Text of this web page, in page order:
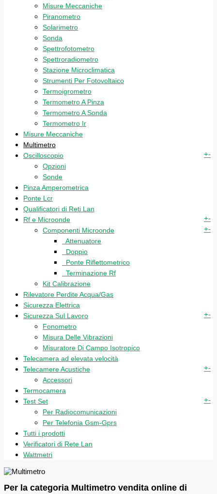
Misure Meccaniche
Piranometro
Solarimetro
Sonda
Spettrofotometro
Spettroradiometro
Stazione Microclimatica
Strumenti Per Fotovoltaico
Termoigrometro
Termometro A Pinza
Termometro A Sonda
Termometro Ir
Misure Meccaniche
Multimetro
Oscilloscopio
+-
Opzioni
Sonde
Pinza Amperometrica
Ponte Lcr
Qualificatori di Reti Lan
Rf e Microonde
+-
Componenti Microonde +-
Attenuatore
Doppio
Ponte Riflettometrico
Terminazione Rf
Kit Calibrazione
Rilevatore Perdite Acqua/Gas
Sicurezza Elettrica
Sicurezza Sul Lavoro
+-
Fonometro
Misura Delle Vibrazioni
Misuratore Di Campo Isotropico
Telecamera ad elevata velocità
Telecamere Acustiche
+-
Accessori
Termocamera
Test Set
+-
Per Radiocomunicazioni
Per Telefonia Gsm-Gprs
Tutti i prodotti
Verificatori di Rete Lan
Wattmetri
Per la categoria Multimetro vendita online di